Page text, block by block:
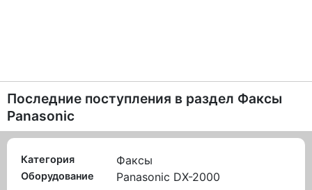
Последние поступления в раздел Факсы
Panasonic
Категория Факсы
Оборудование Panasonic DX-2000